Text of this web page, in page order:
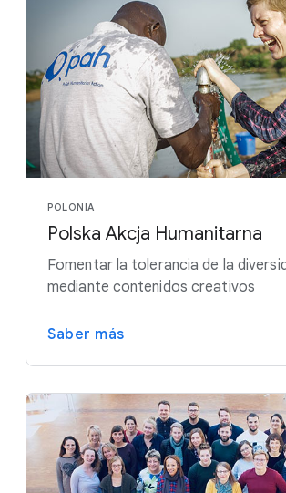
POLONIA
Polska Akcja Humanitarna
Fomentar la tolerancia de la
mediante contenidos creativos
Saber más